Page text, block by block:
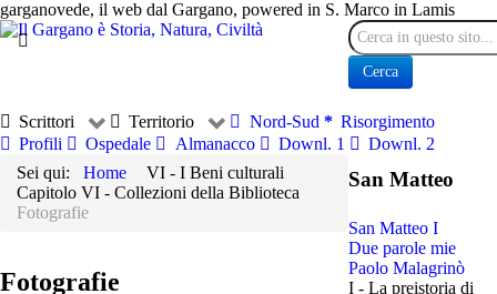
garganovede, il web dal Gargano, powered in S. Marco in Lamis
Cerca
Cerca
Scrittori Territorio Nord-Sud
Risorgimento
Profili
Ospedale Almanacco Downl. 1
Downl. 2
Sei qui:
Home
VI - I Beni culturali
Capitolo VI - Collezioni della Biblioteca
Fotografie
Fotografie
San Matteo
San Matteo I
Due parole mie
Paolo Malagrinò
I - La preistoria di